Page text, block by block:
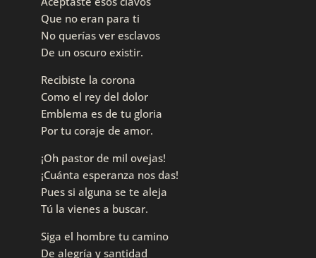
Que no eran para ti
No querías ver esclavos
De un oscuro existir.
Recibiste la corona
Como el rey del dolor
Emblema es de tu gloria
Por tu coraje de amor.
¡Oh pastor de mil ovejas!
¡Cuánta esperanza nos das!
Pues si alguna se te aleja
Tú la vienes a buscar.
Siga el hombre tu camino
De alegría y santidad